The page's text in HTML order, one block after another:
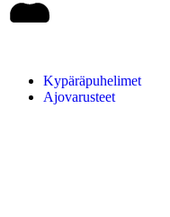
Kypäräpuhelimet
Ajovarusteet